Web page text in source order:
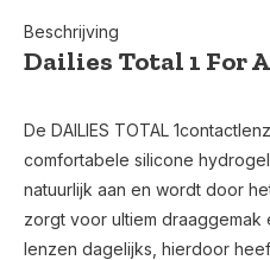
Beschrijving
Dailies Total 1 For
De DAILIES TOTAL
comfortabele silicone
natuurlijk aan en wordt door
zorgt voor ultiem
lenzen dagelijks, hierdoor